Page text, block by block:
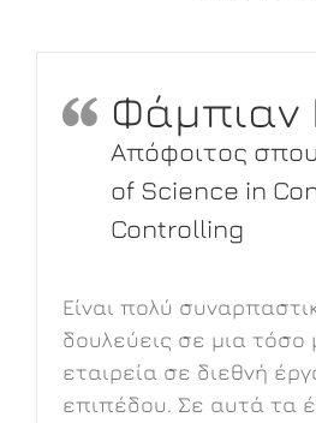
Φάμπιαν
Απόφοιτος
of Science in
Controlling
Είναι πολύ
δουλεύεις σε μια τόσο
εταιρεία σε διεθνή
επιπέδου. Σε αυτά τα